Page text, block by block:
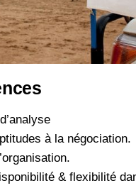
à la négociation.
& flexibilité